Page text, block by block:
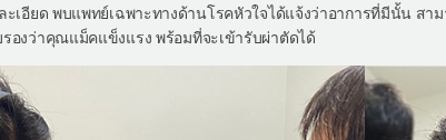
ะเอียด พบแพทย์เฉพาะทางด้านโรคหัวใจได้แจ้งว่าอาการที่มีนั้น ส
องว่าคุณแม็คแข็งแรง พร้อมที่จะเข้ารับผ่าตัดได้